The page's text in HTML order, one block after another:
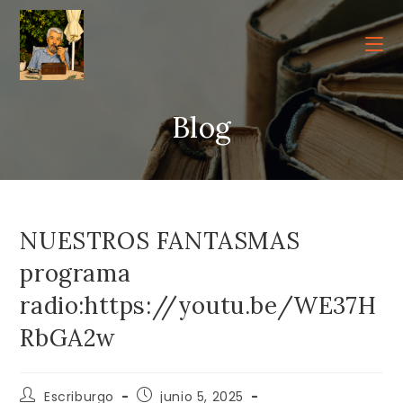
contenido
Blog
NUESTROS FANTASMAS
programa
radio:https://youtu.be/WE37H
RbGA2w
AutorEscriburgo
Publicación
junio 5, 2025